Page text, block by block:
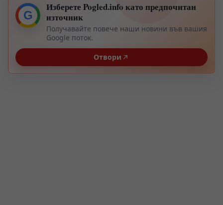
G
Изберете Pogled.info като предпочитан
източник
Получавайте повече наши новини във вашия
Google поток.
Отвори